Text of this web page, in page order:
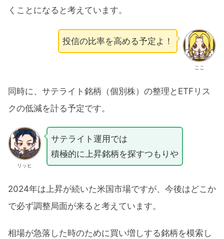
くことになると考えています。
ここ
投信の比率を高める予定よ！
同時に、サテライト銘柄（個別株）の整理とETFリス
クの低減を計る予定です。
リッヒ
サテライト運用では
積極的に上昇銘柄を探すつもりや
2024年は上昇が続いた米国市場ですが、今後はどこか
で必ず調整局面が来ると考えています。
相場が急落した時のために買い増しする銘柄を模索し